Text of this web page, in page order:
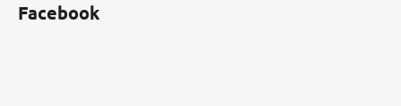
Facebook